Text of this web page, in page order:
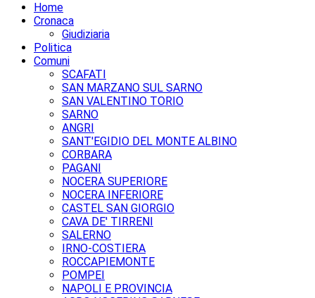
Home
Cronaca
Giudiziaria
Politica
Comuni
SCAFATI
SAN MARZANO SUL SARNO
SAN VALENTINO TORIO
SARNO
ANGRI
SANT'EGIDIO DEL MONTE ALBINO
CORBARA
PAGANI
NOCERA SUPERIORE
NOCERA INFERIORE
CASTEL SAN GIORGIO
CAVA DE' TIRRENI
SALERNO
IRNO-COSTIERA
ROCCAPIEMONTE
POMPEI
NAPOLI E PROVINCIA